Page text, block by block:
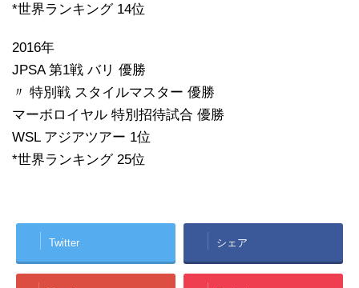
*世界ランキング 14位
2016年
JPSA 第1戦 バリ 優勝
〃 特別戦 スタイルマスター 優勝
マーボロイヤル 特別招待試合 優勝
WSL アジアツアー 1位
*世界ランキング 25位
Twitter シェア